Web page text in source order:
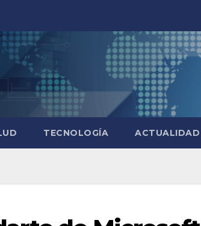
TECNOLOGÍA ACTUALIDAD